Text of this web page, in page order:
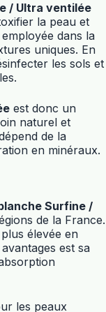
/ Ultra ventilée
la peau et
dans la
uniques. En
les sols et
est donc un
naturel et
de la
en minéraux.
Surfine /
de la France.
élevée en
est sa
les peaux